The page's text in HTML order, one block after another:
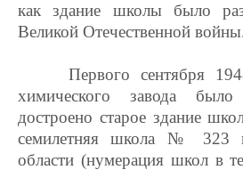
как здание школы было
Великой Отечественной
Первого сентября
химического завода было
достроено старое здание
семилетняя школа № 323
области (нумерация школ в